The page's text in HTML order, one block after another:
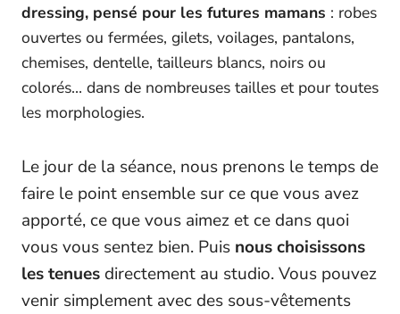
dressing, pensé pour les futures mamans : robes
ouvertes ou fermées, gilets, voilages, pantalons,
chemises, dentelle, tailleurs blancs, noirs ou
colorés… dans de nombreuses tailles et pour toutes
les morphologies.
Le jour de la séance, nous prenons le temps de
faire le point ensemble sur ce que vous avez
apporté, ce que vous aimez et ce dans quoi
vous vous sentez bien. Puis nous choisissons
les tenues directement au studio. Vous pouvez
venir simplement avec des sous-vêtements